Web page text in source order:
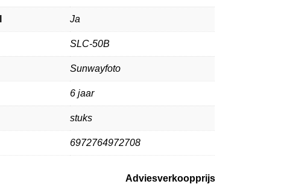
Ja
SLC-50B
Sunwayfoto
6 jaar
stuks
6972764972708
Adviesverkoopprijs